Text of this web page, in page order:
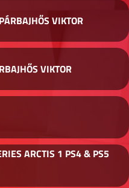
VIKTOR
VIKTOR
ARCTIS 1 PS4 & PS5